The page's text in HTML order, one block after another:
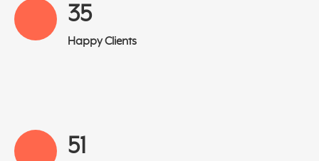
35
Happy Clients
52